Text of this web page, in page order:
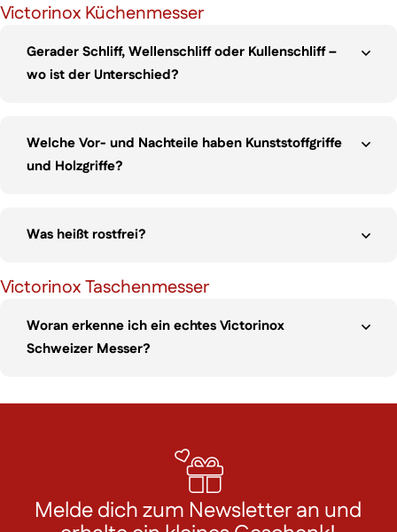
Victorinox Küchenmesser
Gerader Schliff, Wellenschliff oder Kullenschliff –
wo ist der Unterschied?
Welche Vor- und Nachteile haben Kunststoffgriffe
und Holzgriffe?
Was heißt rostfrei?
Victorinox Taschenmesser
Woran erkenne ich ein echtes Victorinox
Schweizer Messer?
Melde dich zum Newsletter an und